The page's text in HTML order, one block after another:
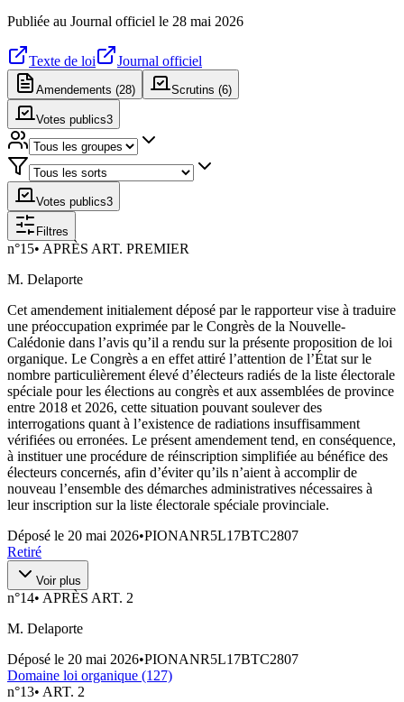
Publiée au Journal officiel le 28 mai 2026
Texte de loi Journal officiel
Amendements (28) Scrutins (6)
Votes publics3
Votes publics3
Filtres
n°15• APRÈS ART. PREMIER
M. Delaporte
Cet amendement initialement déposé par le rapporteur vise à traduire
une préoccupation exprimée par le Congrès de la Nouvelle-
Calédonie dans l’avis qu’il a rendu sur la présente proposition de loi
organique. Le Congrès a en effet attiré l’attention de l’État sur le
nombre particulièrement élevé d’électeurs radiés de la liste électorale
spéciale pour les élections au congrès et aux assemblées de province
entre 2018 et 2026, cette situation pouvant soulever des
interrogations quant à l’existence de radiations insuffisamment
vérifiées ou erronées. Le présent amendement tend, en conséquence,
à instituer une procédure de réinscription simplifiée au bénéfice des
électeurs concernés, afin d’éviter qu’ils n’aient à accomplir de
nouveau l’ensemble des démarches administratives nécessaires à
leur inscription sur la liste électorale spéciale provinciale.
Déposé le 20 mai 2026•PIONANR5L17BTC2807
Retiré
Voir plus
n°14• APRÈS ART. 2
M. Delaporte
Déposé le 20 mai 2026•PIONANR5L17BTC2807
Domaine loi organique (127)
n°13• ART. 2